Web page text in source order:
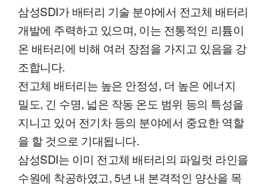
00:11 02:32 일반배속
삼성SDI가 배터리 기술 분야에서 전고체 배터리
개발에 주력하고 있으며, 이는 전통적인 리튬이
온 배터리에 비해 여러 장점을 가지고 있음을 강
조합니다.
전고체 배터리는 높은 안정성, 더 높은 에너지
밀도, 긴 수명, 넓은 작동 온도 범위 등의 특성을
지니고 있어 전기차 등의 분야에서 중요한 역할
을 할 것으로 기대됩니다.
삼성SDI는 이미 전고체 배터리의 파일럿 라인을
수원에 착공하였고, 5년 내 본격적인 양산을 목